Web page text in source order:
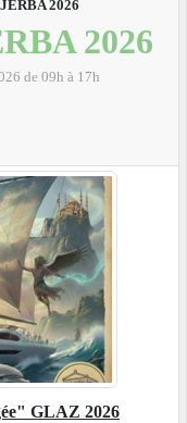
2026
2026
de 09h à 17h
GLAZ 2026